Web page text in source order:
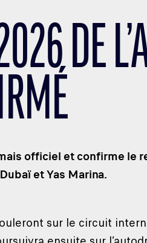
DE
officiel et confirme le
et Yas Marina.
sur le circuit